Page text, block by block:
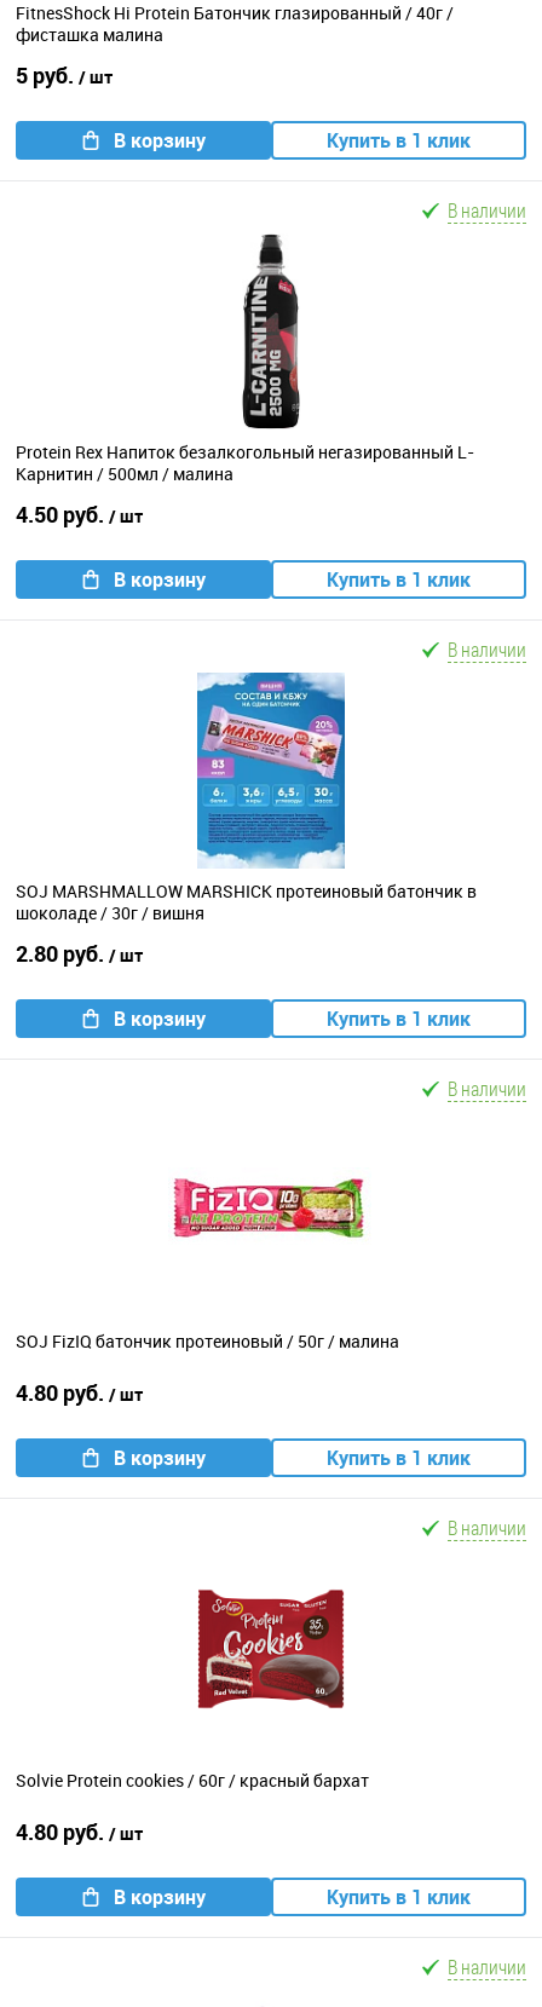
FitnesShock Hi Protein Батончик глазированный / 40г /
фисташка малина
5 руб. / шт
В корзину Купить в 1 клик
В наличии
Protein Rex Напиток безалкогольный негазированный L-
Карнитин / 500мл / малина
4.50 руб. / шт
В корзину Купить в 1 клик
В наличии
SOJ MARSHMALLOW MARSHICK протеиновый батончик в
шоколаде / 30г / вишня
2.80 руб. / шт
В корзину Купить в 1 клик
В наличии
SOJ FizIQ батончик протеиновый / 50г / малина
4.80 руб. / шт
В корзину Купить в 1 клик
В наличии
Solvie Protein cookies / 60г / красный бархат
4.80 руб. / шт
В корзину Купить в 1 клик
В наличии